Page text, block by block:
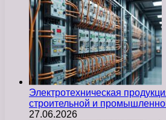
Электротехническая
строительной и
27.06.2026